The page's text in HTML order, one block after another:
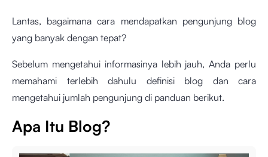
Lantas, bagaimana cara mendapatkan pengunjung blog
yang banyak dengan tepat?
Sebelum mengetahui informasinya lebih jauh, Anda perlu
memahami terlebih dahulu definisi blog dan cara
mengetahui jumlah pengunjung di panduan berikut.
Apa Itu Blog?